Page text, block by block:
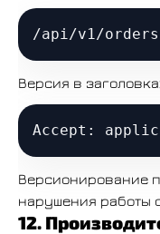
Версия в
Версионирование
нарушения работы
12.